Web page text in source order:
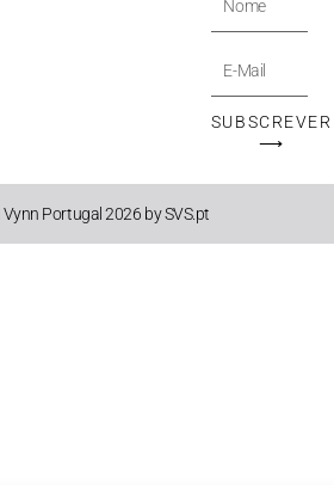
E-
Mail
SUBSCREVER
⟶
Portugal 2026 by SVS.pt